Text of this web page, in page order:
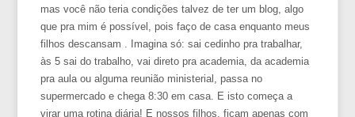
mas você não teria condições talvez de ter um blog, algo
que pra mim é possível, pois faço de casa enquanto meus
filhos descansam . Imagina só: sai cedinho pra trabalhar,
às 5 sai do trabalho, vai direto pra academia, da academia
pra aula ou alguma reunião ministerial, passa no
supermercado e chega 8:30 em casa. E isto começa a
virar uma rotina diária! E nossos filhos, ficam apenas com